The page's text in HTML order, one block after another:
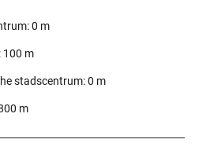
0 m
100 m
stadscentrum: 0 m
m